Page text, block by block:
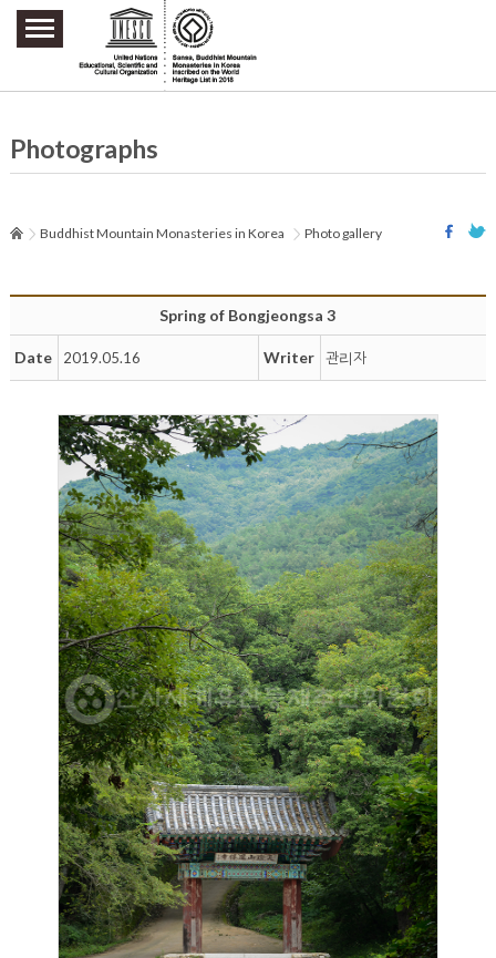
주요메뉴 바로가기
본문 바로가기
하단메뉴 바로가기
Photographs
Buddhist Mountain Monasteries in Korea Photo gallery
Spring of Bongjeongsa 3
Date 2019.05.16 Writer 관리자